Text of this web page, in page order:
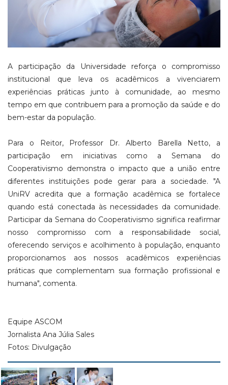
A participação da Universidade reforça o compromisso
institucional que leva os acadêmicos a vivenciarem
experiências práticas junto à comunidade, ao mesmo
tempo em que contribuem para a promoção da saúde e do
bem-estar da população.
Para o Reitor, Professor Dr. Alberto Barella Netto, a
participação em iniciativas como a Semana do
Cooperativismo demonstra o impacto que a união entre
diferentes instituições pode gerar para a sociedade. "A
UniRV acredita que a formação acadêmica se fortalece
quando está conectada às necessidades da comunidade.
Participar da Semana do Cooperativismo significa reafirmar
nosso compromisso com a responsabilidade social,
oferecendo serviços e acolhimento à população, enquanto
proporcionamos aos nossos acadêmicos experiências
práticas que complementam sua formação profissional e
humana", comenta.
Equipe ASCOM
Jornalista Ana Júlia Sales
Fotos: Divulgação